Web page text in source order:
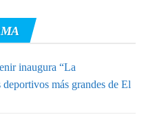
inaugura “La
más grandes de El